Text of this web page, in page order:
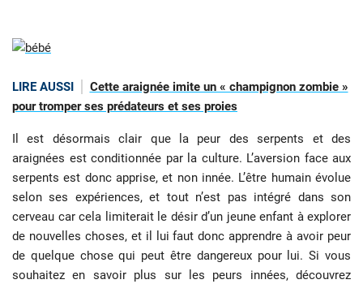
LIRE AUSSI
Cette araignée imite un « champignon zombie »
pour tromper ses prédateurs et ses proies
Il est désormais clair que la peur des serpents et des
araignées est conditionnée par la culture. L’aversion face aux
serpents est donc apprise, et non innée. L’être humain évolue
selon ses expériences, et tout n’est pas intégré dans son
cerveau car cela limiterait le désir d’un jeune enfant à explorer
de nouvelles choses, et il lui faut donc apprendre à avoir peur
de quelque chose qui peut être dangereux pour lui. Si vous
souhaitez en savoir plus sur les peurs innées, découvrez